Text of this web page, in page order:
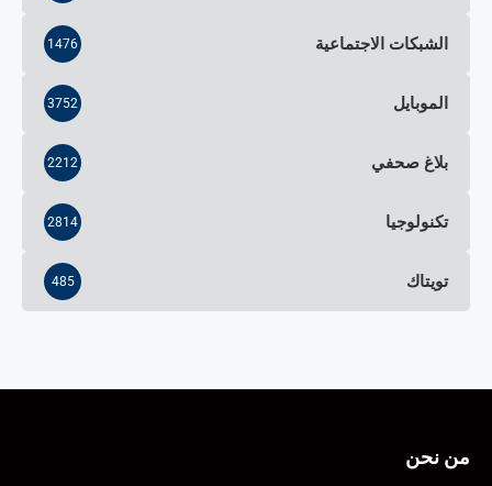
الشبكات الاجتماعية 1476
الموبايل 3752
بلاغ صحفي 2212
تكنولوجيا 2814
تويتاك 485
من نحن